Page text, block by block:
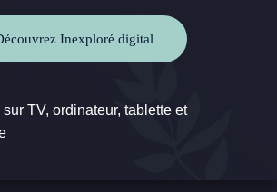
Inexploré digital
TV, ordinateur, tablette et